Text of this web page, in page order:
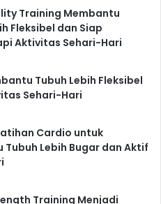
Sehat untuk
Secara Alami